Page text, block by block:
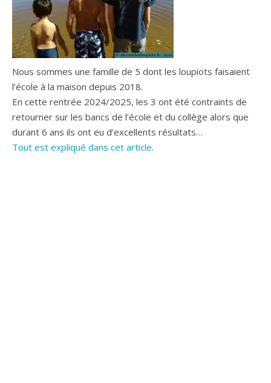
Nous sommes une famille de 5 dont les loupiots faisaient
l’école à la maison depuis 2018.
En cette rentrée 2024/2025, les 3 ont été contraints de
retourner sur les bancs de l’école et du collège alors que
durant 6 ans ils ont eu d’excellents résultats…
Tout est expliqué dans cet article.